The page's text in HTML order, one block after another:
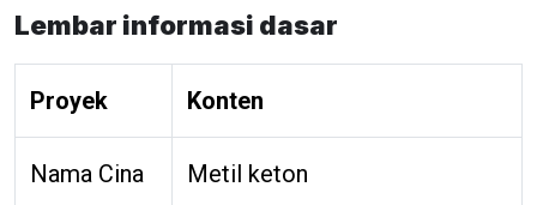
Lembar informasi dasar
Proyek Konten
Nama Cina Metil keton